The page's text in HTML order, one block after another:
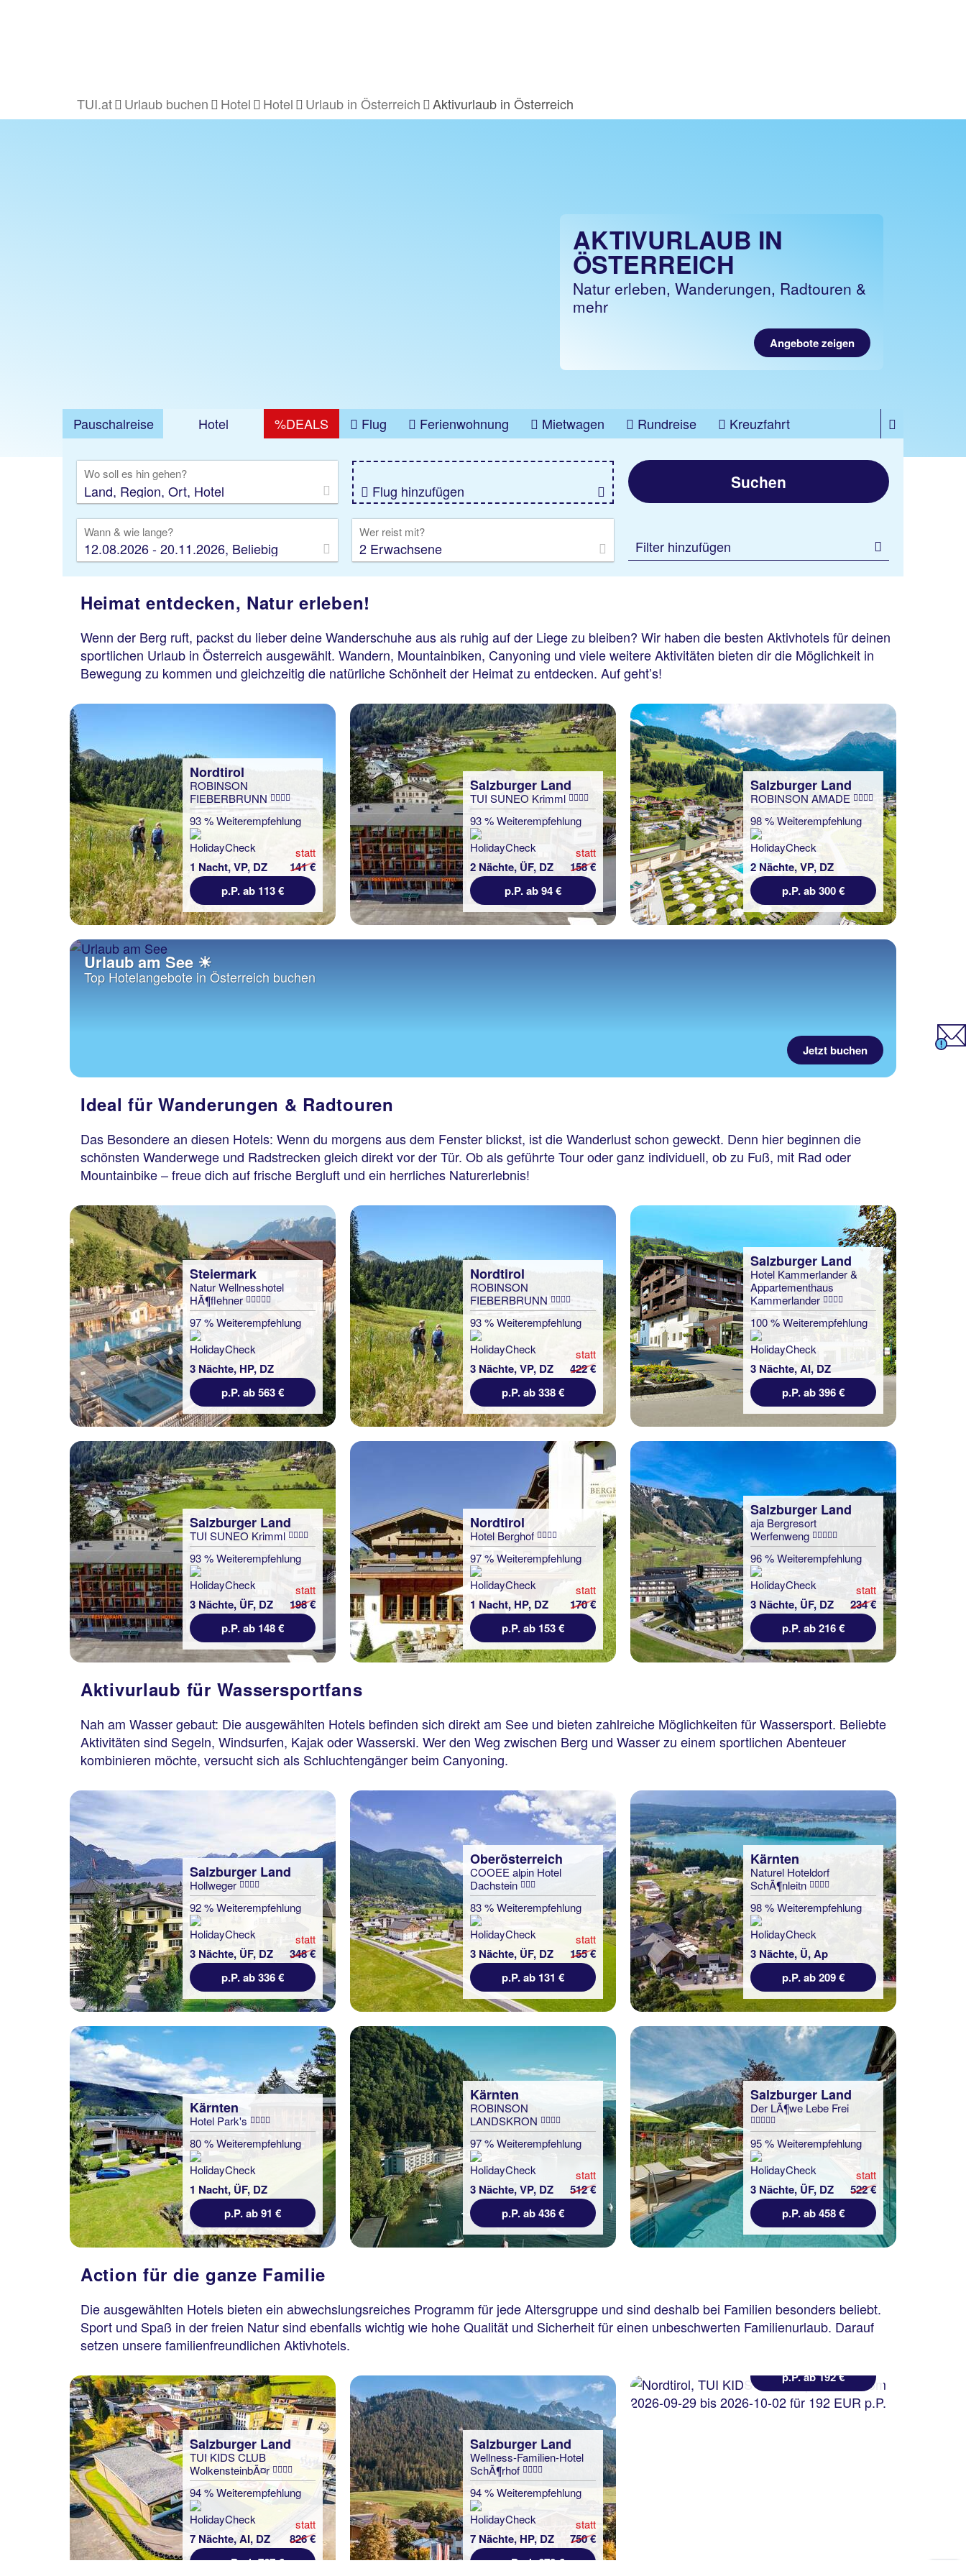
TUI.at Urlaub buchen Hotel Hotel Urlaub in Österreich Aktivurlaub in Österreich
AKTIVURLAUB IN
ÖSTERREICH
Natur erleben, Wanderungen, Radtouren &
mehr
Angebote zeigen
Pauschalreise Hotel %DEALS Flug Ferienwohnung Mietwagen Rundreise
Kreuzfahrt
Wo soll es hin gehen?
Flug hinzufügen
Wann & wie lange?
12.08.2026 - 20.11.2026, Beliebig
Wer reist mit?
2 Erwachsene
Suchen
Filter hinzufügen
Heimat entdecken, Natur erleben!
Wenn der Berg ruft, packst du lieber deine Wanderschuhe aus als ruhig auf der Liege zu bleiben? Wir haben die besten Aktivhotels für deinen
sportlichen Urlaub in Österreich ausgewählt. Wandern, Mountainbiken, Canyoning und viele weitere Aktivitäten bieten dir die Möglichkeit in
Bewegung zu kommen und gleichzeitig die natürliche Schönheit der Heimat zu entdecken. Auf geht’s!
Nordtirol
ROBINSON
FIEBERBRUNN
93 % Weiterempfehlung
1 Nacht, VP, DZ
statt
141 €
p.P. ab 113 €
Salzburger Land
TUI SUNEO Krimml
93 % Weiterempfehlung
2 Nächte, ÜF, DZ
statt
158 €
p.P. ab 94 €
Salzburger Land
ROBINSON AMADE
98 % Weiterempfehlung
2 Nächte, VP, DZ
p.P. ab 300 €
Urlaub am See ☀
Top Hotelangebote in Österreich buchen
Jetzt buchen
Ideal für Wanderungen & Radtouren
Das Besondere an diesen Hotels: Wenn du morgens aus dem Fenster blickst, ist die Wanderlust schon geweckt. Denn hier beginnen die
schönsten Wanderwege und Radstrecken gleich direkt vor der Tür. Ob als geführte Tour oder ganz individuell, ob zu Fuß, mit Rad oder
Mountainbike – freue dich auf frische Bergluft und ein herrliches Naturerlebnis!
Steiermark
Natur Wellnesshotel
HÃ¶flehner
97 % Weiterempfehlung
3 Nächte, HP, DZ
p.P. ab 563 €
Nordtirol
ROBINSON
FIEBERBRUNN
93 % Weiterempfehlung
3 Nächte, VP, DZ
statt
422 €
p.P. ab 338 €
Salzburger Land
Hotel Kammerlander &
Appartementhaus
Kammerlander
100 % Weiterempfehlung
3 Nächte, AI, DZ
p.P. ab 396 €
Salzburger Land
TUI SUNEO Krimml
93 % Weiterempfehlung
3 Nächte, ÜF, DZ
statt
198 €
p.P. ab 148 €
Nordtirol
Hotel Berghof
97 % Weiterempfehlung
1 Nacht, HP, DZ
statt
170 €
p.P. ab 153 €
Salzburger Land
aja Bergresort
Werfenweng
96 % Weiterempfehlung
3 Nächte, ÜF, DZ
statt
234 €
p.P. ab 216 €
Aktivurlaub für Wassersportfans
Nah am Wasser gebaut: Die ausgewählten Hotels befinden sich direkt am See und bieten zahlreiche Möglichkeiten für Wassersport. Beliebte
Aktivitäten sind Segeln, Windsurfen, Kajak oder Wasserski. Wer den Weg zwischen Berg und Wasser zu einem sportlichen Abenteuer
kombinieren möchte, versucht sich als Schluchtengänger beim Canyoning.
Salzburger Land
Hollweger
92 % Weiterempfehlung
3 Nächte, ÜF, DZ
statt
348 €
p.P. ab 336 €
Oberösterreich
COOEE alpin Hotel
Dachstein
83 % Weiterempfehlung
3 Nächte, ÜF, DZ
statt
155 €
p.P. ab 131 €
Kärnten
Naturel Hoteldorf
SchÃ¶nleitn
98 % Weiterempfehlung
3 Nächte, Ü, Ap
p.P. ab 209 €
Kärnten
Hotel Park's
80 % Weiterempfehlung
1 Nacht, ÜF, DZ
p.P. ab 91 €
Kärnten
ROBINSON
LANDSKRON
97 % Weiterempfehlung
3 Nächte, VP, DZ
statt
512 €
p.P. ab 436 €
Salzburger Land
Der LÃ¶we Lebe Frei
95 % Weiterempfehlung
3 Nächte, ÜF, DZ
statt
522 €
p.P. ab 458 €
Action für die ganze Familie
Die ausgewählten Hotels bieten ein abwechslungsreiches Programm für jede Altersgruppe und sind deshalb bei Familien besonders beliebt.
Sport und Spaß in der freien Natur sind ebenfalls wichtig wie hohe Qualität und Sicherheit für einen unbeschwerten Familienurlaub. Darauf
setzen unsere familienfreundlichen Aktivhotels.
Salzburger Land
TUI KIDS CLUB
WolkensteinbÃ¤r
94 % Weiterempfehlung
7 Nächte, AI, DZ
statt
826 €
p.P. ab 767 €
Salzburger Land
Wellness-Familien-Hotel
SchÃ¶rhof
94 % Weiterempfehlung
7 Nächte, HP, DZ
statt
750 €
p.P. ab 678 €
83 % Weiterempfehlung
p.P. ab 192 €